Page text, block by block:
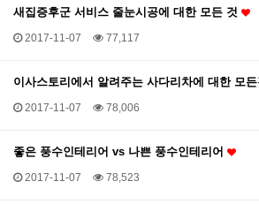
새집증후군 서비스 줄눈시공에 대한 모든 것
2017-11-07 77,117
이사스토리에서 알려주는 사다리차에 대한 모든
2017-11-07 78,006
좋은 풍수인테리어 vs 나쁜 풍수인테리어
2017-11-07 78,523